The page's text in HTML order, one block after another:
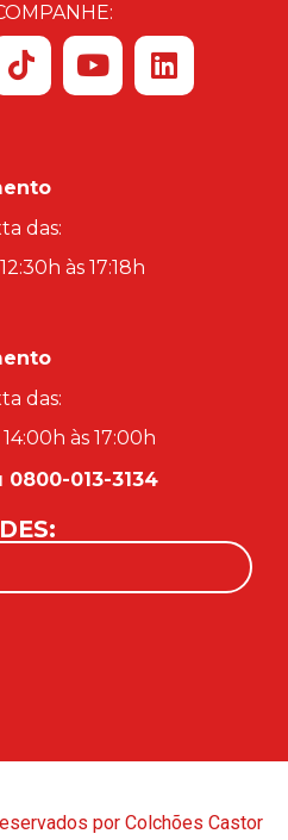
das:
às 17:18h
das:
às 17:00h
0800-013-3134
por Colchões Castor